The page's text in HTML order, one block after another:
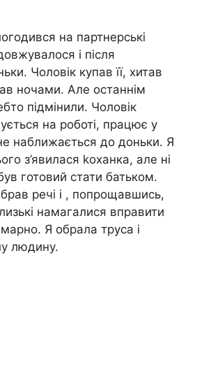
на партнерські
і після
Чоловік купав її, хитав
ночами. Але останнім
підмінили. Чоловік
на роботі, працює у
не наближається до доньки. Я
з’явилася kоханка, але ні
готовий стати батьком.
речі і , попрощавшись,
намагалися вправити
Я обрала труса і
людину.